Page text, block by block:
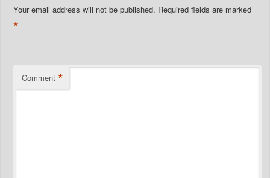
Your email address will not be published. Required fields are marked
*
Comment *